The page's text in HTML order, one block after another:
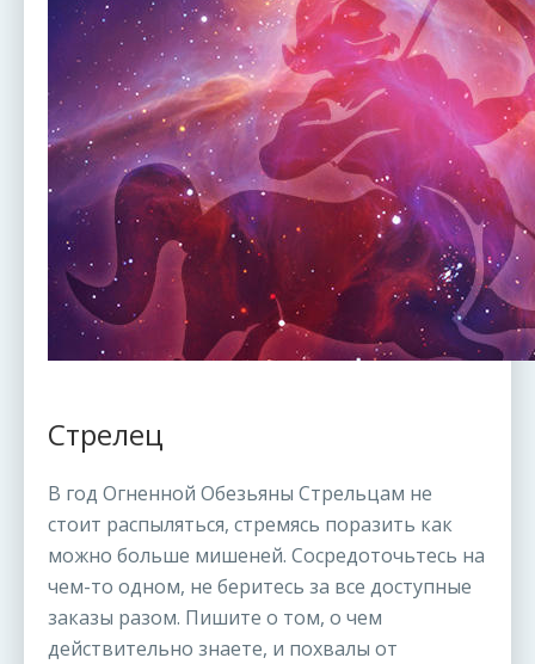
Стрелец
В год Огненной Обезьяны Стрельцам не
стоит распыляться, стремясь поразить как
можно больше мишеней. Сосредоточьтесь на
чем-то одном, не беритесь за все доступные
заказы разом. Пишите о том, о чем
действительно знаете, и похвалы от